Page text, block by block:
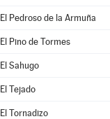
El Pedroso de la Armuña
El Pino de Tormes
El Sahugo
El Tejado
El Tornadizo